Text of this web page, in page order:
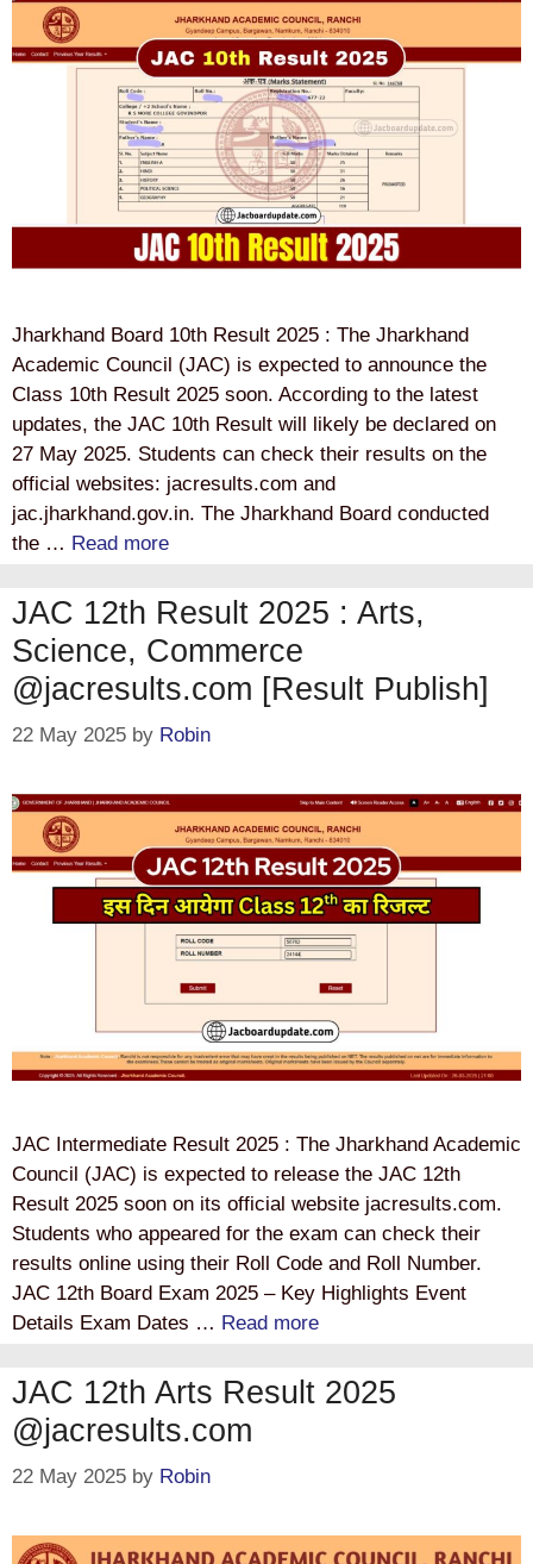
Jharkhand Board 10th Result 2025 : The Jharkhand
Academic Council (JAC) is expected to announce the
Class 10th Result 2025 soon. According to the latest
updates, the JAC 10th Result will likely be declared on
27 May 2025. Students can check their results on the
official websites: jacresults.com and
jac.jharkhand.gov.in. The Jharkhand Board conducted
the … Read more
JAC 12th Result 2025 : Arts,
Science, Commerce
@jacresults.com [Result Publish]
22 May 2025 by Robin
JAC Intermediate Result 2025 : The Jharkhand Academic
Council (JAC) is expected to release the JAC 12th
Result 2025 soon on its official website jacresults.com.
Students who appeared for the exam can check their
results online using their Roll Code and Roll Number.
JAC 12th Board Exam 2025 – Key Highlights Event
Details Exam Dates … Read more
JAC 12th Arts Result 2025
@jacresults.com
22 May 2025 by Robin